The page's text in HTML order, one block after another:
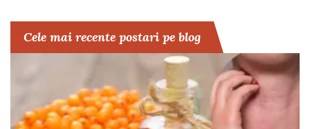
Cele mai recente postari pe blog